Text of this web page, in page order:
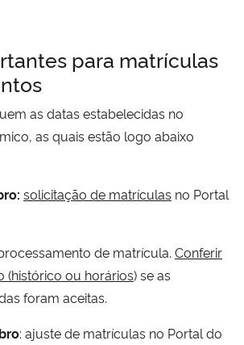
para matrículas
as datas estabelecidas no
as quais estão logo abaixo
solicitação de matrículas no Portal
de matrícula. Conferir
(histórico ou horários) se as
foram aceitas.
: ajuste de matrículas no Portal do